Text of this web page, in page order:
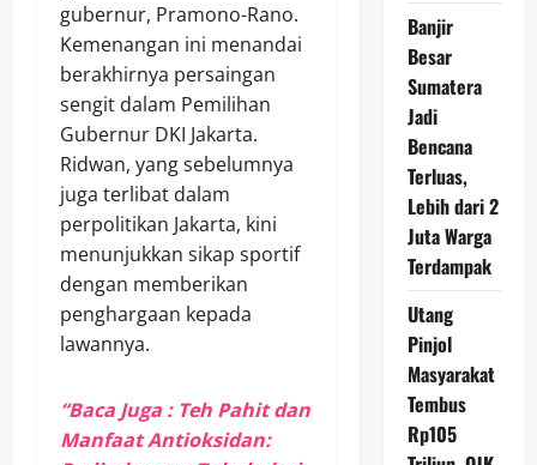
gubernur, Pramono-Rano.
Kemenangan ini menandai
berakhirnya persaingan
sengit dalam Pemilihan
Gubernur DKI Jakarta.
Ridwan, yang sebelumnya
juga terlibat dalam
perpolitikan Jakarta, kini
menunjukkan sikap sportif
dengan memberikan
penghargaan kepada
lawannya.
“Baca Juga : Teh Pahit dan
Manfaat Antioksidan:
Banjir
Besar
Sumatera
Jadi
Bencana
Terluas,
Lebih dari 2
Juta Warga
Terdampak
Utang
Pinjol
Masyarakat
Tembus
Rp105